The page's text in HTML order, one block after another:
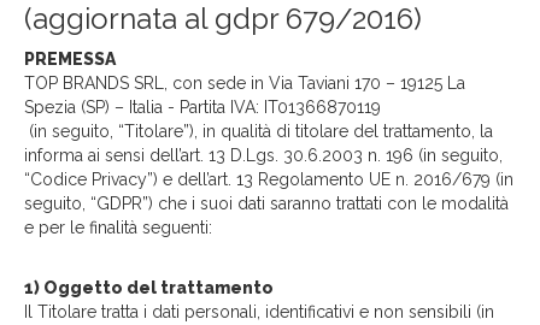
(aggiornata al gdpr 679/2016)
PREMESSA
TOP BRANDS SRL, con sede in Via Taviani 170 – 19125 La
Spezia (SP) – Italia - Partita IVA: IT01366870119
(in seguito, “Titolare”), in qualità di titolare del trattamento, la
informa ai sensi dell’art. 13 D.Lgs. 30.6.2003 n. 196 (in seguito,
“Codice Privacy”) e dell’art. 13 Regolamento UE n. 2016/679 (in
seguito, “GDPR”) che i suoi dati saranno trattati con le modalità
e per le finalità seguenti:
1) Oggetto del trattamento
Il Titolare tratta i dati personali, identificativi e non sensibili (in